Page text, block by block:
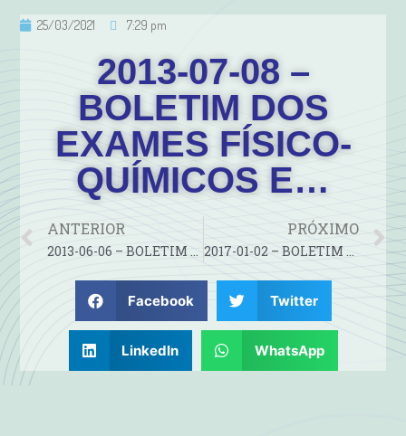
25/03/2021 7:29 pm
2013-07-08 –
BOLETIM DOS
EXAMES FÍSICO-
QUÍMICOS E…
ANTERIOR
2013-06-06 – BOLETIM DOS EXAMES FÍSICO-QUÍMICOS E…
PRÓXIMO
2017-01-02 – BOLETIM DOS EXAMES FÍSICO-QUÍMICOS E…
Facebook Twitter
LinkedIn WhatsApp